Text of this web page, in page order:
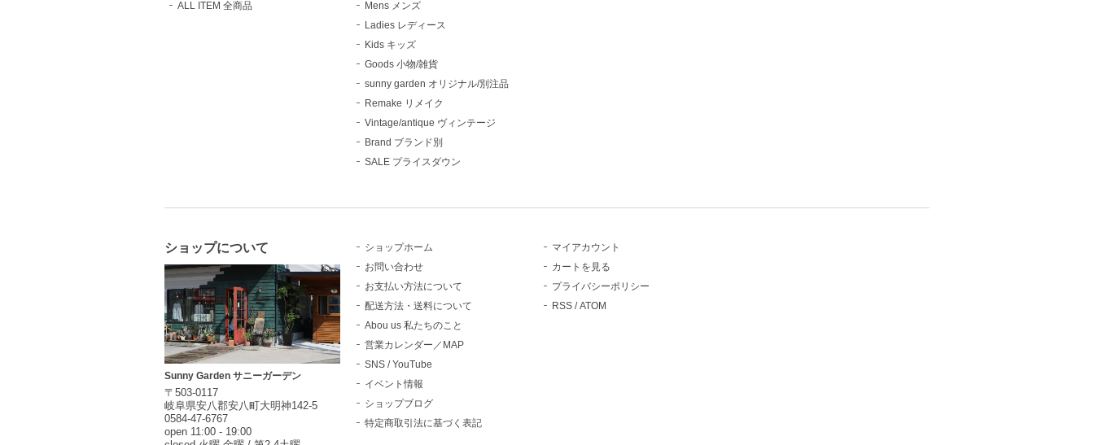
ALL ITEM 全商品
Mens メンズ
Ladies レディース
Kids キッズ
Goods 小物/雑貨
sunny garden オリジナル/別注品
Remake リメイク
Vintage/antique ヴィンテージ
Brand ブランド別
SALE プライスダウン
ショップについて
Sunny Garden サニーガーデン
〒503-0117
岐阜県安八郡安八町大明神142-5
0584-47-6767
open 11:00 - 19:00
ショップホーム
お問い合わせ
お支払い方法について
配送方法・送料について
Abou us 私たちのこと
営業カレンダー／MAP
SNS / YouTube
イベント情報
ショップブログ
特定商取引法に基づく表記
マイアカウント
カートを見る
プライバシーポリシー
RSS /ATOM